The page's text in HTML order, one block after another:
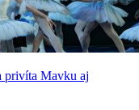
privíta Mavku aj